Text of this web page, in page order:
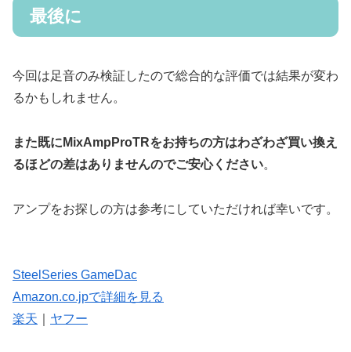
最後に
今回は足音のみ検証したので総合的な評価では結果が変わ
るかもしれません。
また既にMixAmpProTRをお持ちの方はわざわざ買い換え
るほどの差はありませんのでご安心ください。
アンプをお探しの方は参考にしていただければ幸いです。
SteelSeries GameDac
Amazon.co.jpで詳細を見る
楽天
ヤフー